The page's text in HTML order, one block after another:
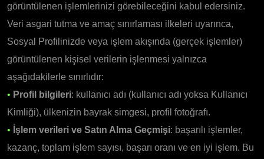
görüntülenen işlemlerinizi görebileceğini kabul edersiniz.
Veri asgari tutma ve amaç sınırlaması ilkeleri uyarınca,
Sosyal Profilinizde veya işlem akışında (gerçek işlemler)
görüntülenen kişisel verilerin işlenmesi yalnızca
aşağıdakilerle sınırlıdır:
• Profil bilgileri: kullanıcı adı (kullanıcı adı yoksa Kullanıcı
Kimliği), ülkenizin bayrak simgesi, profil fotoğrafı.
• İşlem verileri ve Satın Alma Geçmişi: başarılı işlemler,
kazanç, toplam işlem sayısı, başarı oranı ve en iyi işlem. Bu